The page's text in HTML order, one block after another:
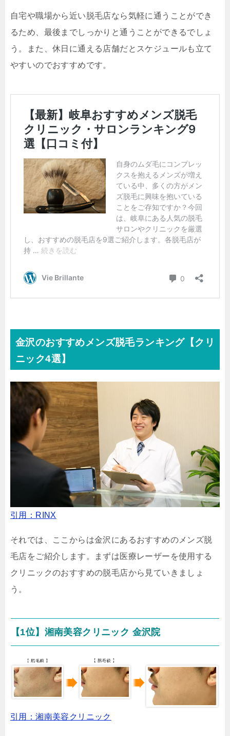
自宅や職場から近い脱毛店なら気軽に通うことができ
るため、最後までしっかりと通うことができるでしょ
う。また、休日に通える店舗だとスケジュールも立て
やすいのでおすすめです。
金沢のおすすめメンズ脱毛ランキング【クリ
ニック4選】
引用：RINX
それでは、ここからは金沢にあるおすすめのメンズ脱
毛店をご紹介します。まずは医療レーザーを使用する
クリニックのおすすめの脱毛店から見ていきましょ
う。
【1位】湘南美容クリニック 金沢院
引用：湘南美容クリニック